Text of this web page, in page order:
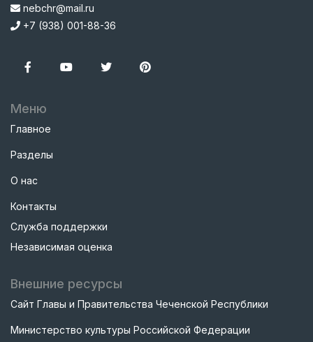
nebchr@mail.ru
+7 (938) 001-88-36
Меню
Главное
Разделы
О нас
Контакты
Служба поддержки
Независимая оценка
Внешние ресурсы
Сайт Главы и Правительства Чеченской Республики
Министерство культуры Российской Федерации